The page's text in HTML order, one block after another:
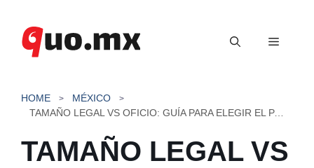
contenido
Menú
HOME
MÉXICO
TAMAÑO LEGAL VS OFICIO: GUÍA PARA ELEGIR EL PAPEL CORRECTO
TAMAÑO LEGAL VS